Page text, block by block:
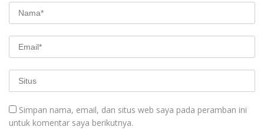
Simpan nama, email, dan situs web saya pada peramban ini
untuk komentar saya berikutnya.